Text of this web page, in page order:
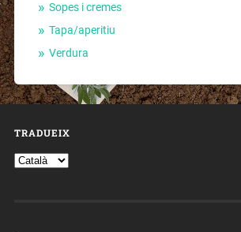
Sopes i cremes
Tapa/aperitiu
Verdura
TRADUEIX